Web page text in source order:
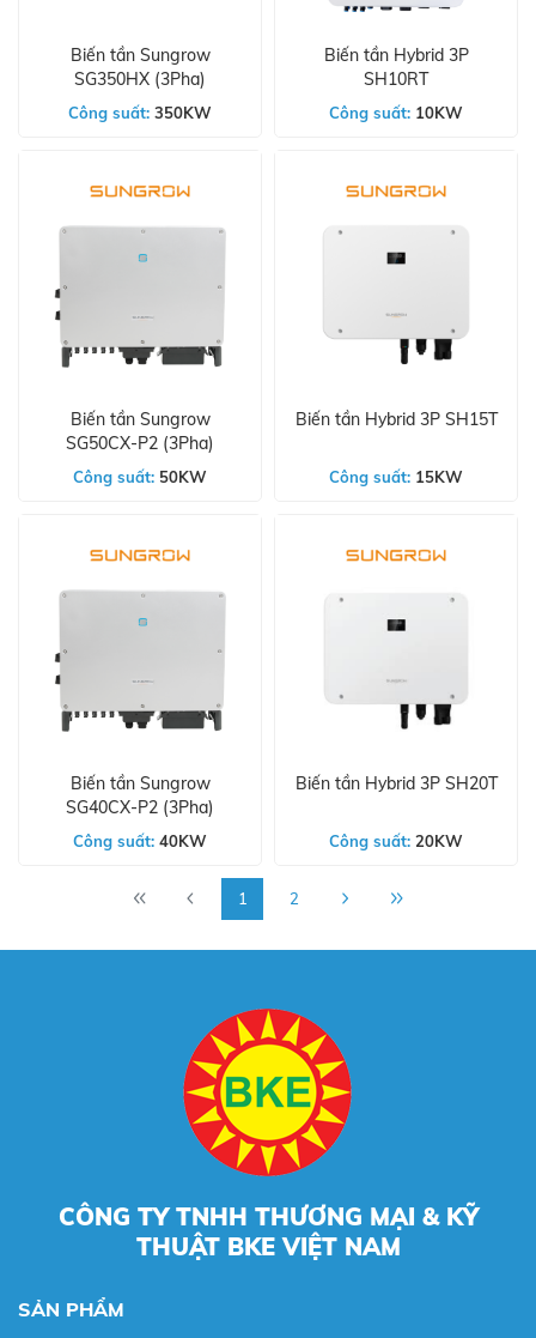
Biến tần Sungrow
SG350HX (3Pha)
Công suất: 350KW
Biến tần Hybrid 3P
SH10RT
Công suất: 10KW
Biến tần Sungrow
SG50CX-P2 (3Pha)
Công suất: 50KW
Biến tần Hybrid 3P SH15T
Công suất: 15KW
Biến tần Sungrow
SG40CX-P2 (3Pha)
Công suất: 40KW
Biến tần Hybrid 3P SH20T
Công suất: 20KW
1 2
CÔNG TY TNHH THƯƠNG MẠI & KỸ
THUẬT BKE VIỆT NAM
SẢN PHẨM